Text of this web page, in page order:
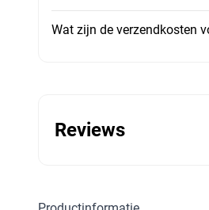
Wat zijn de verzendkosten
Reviews